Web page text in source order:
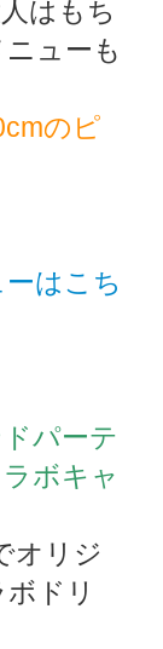
はもち
ューも
のピ
はこち
パーテ
ボキャ
オリジ
ドリ